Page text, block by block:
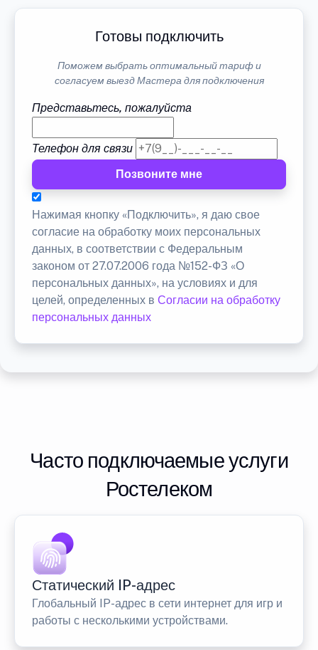
Готовы подключить
Поможем выбрать оптимальный тариф и
согласуем выезд Мастера для подключения
Представьтесь, пожалуйста
Телефон для связи
Позвоните мне
Нажимая кнопку «Подключить», я даю свое
согласие на обработку моих персональных
данных, в соответствии с Федеральным
законом от 27.07.2006 года №152-ФЗ «О
персональных данных», на условиях и для
целей, определенных в Согласии на обработку
персональных данных
Часто подключаемые услуги
Ростелеком
Статический IP-адрес
Глобальный IP-адрес в сети интернет для игр и
работы с несколькими устройствами.